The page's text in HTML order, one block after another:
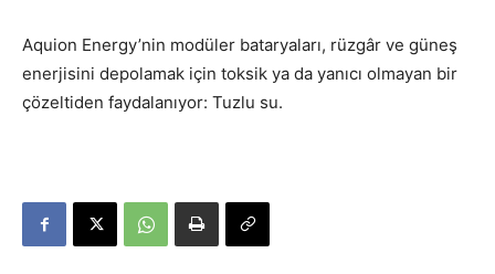
Aquion Energy’nin modüler bataryaları, rüzgâr ve güneş
enerjisini depolamak için toksik ya da yanıcı olmayan bir
çözeltiden faydalanıyor: Tuzlu su.